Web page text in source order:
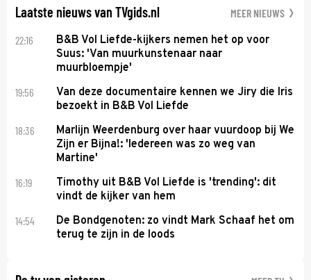
Laatste nieuws van TVgids.nl MEER NIEUWS
22:16
B&B Vol Liefde-kijkers nemen het op voor
Suus: 'Van muurkunstenaar naar
muurbloempje'
19:56
Van deze documentaire kennen we Jiry die Iris
bezoekt in B&B Vol Liefde
18:36
Marlijn Weerdenburg over haar vuurdoop bij We
Zijn er Bijna!: 'Iedereen was zo weg van
Martine'
16:19
Timothy uit B&B Vol Liefde is 'trending': dit
vindt de kijker van hem
14:54
De Bondgenoten: zo vindt Mark Schaaf het om
terug te zijn in de loods